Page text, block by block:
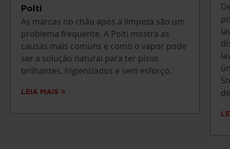
Polti
As marcas no chão após a limpeza são um
problema frequente. A Polti mostra as
causas mais comuns e como o vapor pode
ser a solução natural para ter pisos
brilhantes, higienizados e sem esforço.
LEIA MAIS